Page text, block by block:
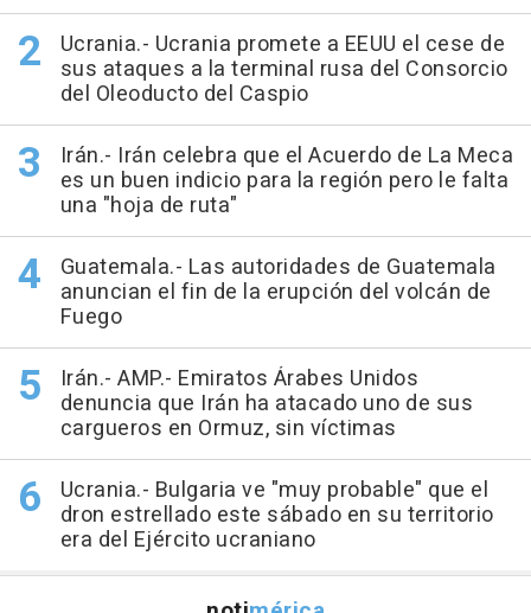
Ucrania.- Ucrania promete a EEUU el cese de
sus ataques a la terminal rusa del Consorcio
del Oleoducto del Caspio
Irán.- Irán celebra que el Acuerdo de La Meca
es un buen indicio para la región pero le falta
una "hoja de ruta"
Guatemala.- Las autoridades de Guatemala
anuncian el fin de la erupción del volcán de
Fuego
Irán.- AMP.- Emiratos Árabes Unidos
denuncia que Irán ha atacado uno de sus
cargueros en Ormuz, sin víctimas
Ucrania.- Bulgaria ve "muy probable" que el
dron estrellado este sábado en su territorio
era del Ejército ucraniano